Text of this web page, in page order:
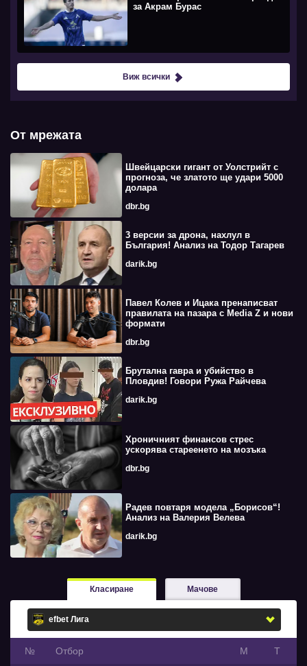
за Акрам Бурас
Виж всички
От мрежата
Швейцарски гигант от Уолстрийт с
прогноза, че златото ще удари 5000
долара
dbr.bg
3 версии за дрона, нахлул в
България! Анализ на Тодор Тагарев
darik.bg
Павел Колев и Ицака пренаписват
правилата на пазара с Media Z и нови
формати
dbr.bg
Брутална гавра и убийство в
Пловдив! Говори Ружа Райчева
darik.bg
Хроничният финансов стрес
ускорява стареенето на мозъка
dbr.bg
Радев повтаря модела „Борисов“!
Анализ на Валерия Велева
darik.bg
Класиране Мачове
№ Oтбор М Т